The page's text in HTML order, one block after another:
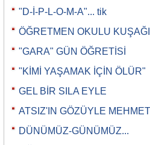
"D-İ-P-L-O-M-A"... tik
ÖĞRETMEN OKULU KUŞAĞI
"GARA" GÜN ÖĞRETİSİ
"KİMİ YAŞAMAK İÇİN ÖLÜR"
GEL BİR SILA EYLE
ATSIZ'IN GÖZÜYLE
DÜNÜMÜZ-GÜNÜMÜZ...